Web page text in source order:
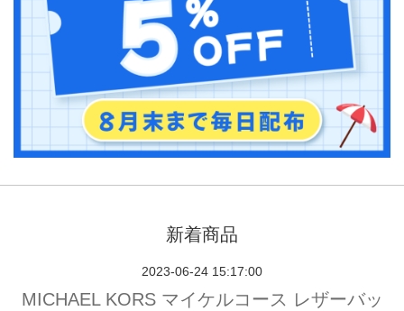
新着商品
2023-06-24 15:17:00
MICHAEL KORS マイケルコース レザーバッ